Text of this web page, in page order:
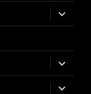
öffnen
öffnen